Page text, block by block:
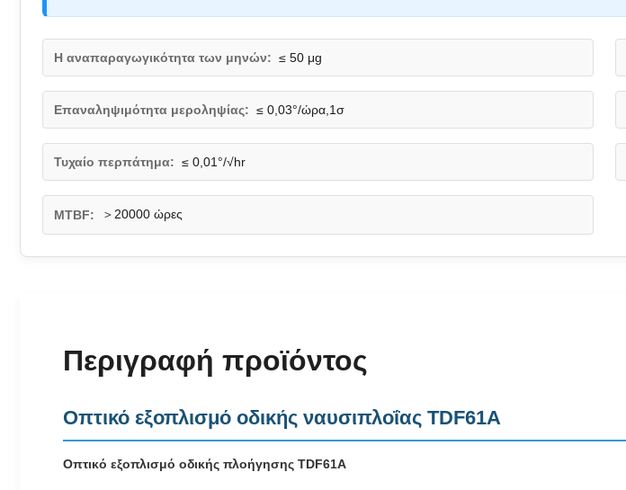
Η αναπαραγωγικότητα των μηνών: ≤ 50 μg
Επαναληψιμότητα μεροληψίας: ≤ 0,03°/ώρα,1σ
Τυχαίο περπάτημα: ≤ 0,01°/√hr
MTBF: ＞20000 ώρες
Περιγραφή προϊόντος
Οπτικό εξοπλισμό οδικής ναυσιπλοΐας TDF61A
Οπτικό εξοπλισμό οδικής πλοήγησης TDF61A